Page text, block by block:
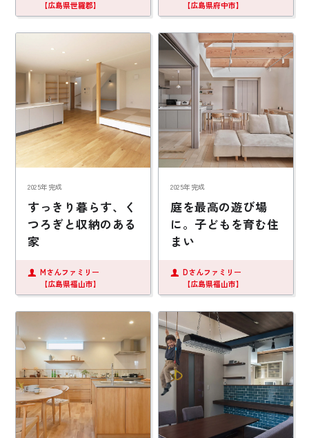
【広島県世羅郡】
【広島県府中市】
2025年完成
すっきり暮らす、く
つろぎと収納のある
家
Mさんファミリー
【広島県福山市】
2025年完成
庭を最高の遊び場
に。子どもを育む住
まい
Dさんファミリー
【広島県福山市】